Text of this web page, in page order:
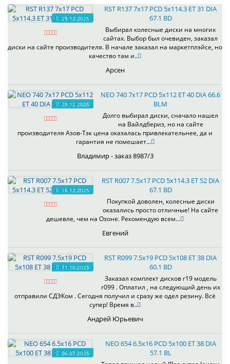
29.12.2025
RST R137 7x17 PCD 5x114.3 ET 31 DIA
67.1 BD
Выбирал колесные диски на многих
сайтах. Выбор был очевиден, заказал
диски на сайте производителя. В начале заказал на маркетплэйсе, но
качество там и..
Арсен
29.12.2025
NEO 740 7x17 PCD 5x112 ET 40 DIA 66.6
BLM
Долго выбирал диски, сначало нашел
на Вайлдбериз, но на сайте
производителя Азов-Тэк цена оказалась привлекательнее, да и
гарантия не помешает...
Владимир - заказ 8987/3
16.12.2025
RST R007 7.5x17 PCD 5x114.3 ET 52 DIA
67.1 BD
Покупкой доволен, колесные диски
оказались просто отличные! На сайте
дешевле, чем на Озоне. Рекомендую всем...
Евгений
11.10.2025
RST R099 7.5x19 PCD 5x108 ET 38 DIA
60.1 BD
Заказал комплект дисков r19 модель
r099 . Оплатил , на следующий день их
отправили СДЭКом . Сегодня получил и сразу же одел резину. Всё
супер! Время в..
Андрей Юрьевич
06.07.2025
NEO 654 6.5x16 PCD 5x100 ET 38 DIA
57.1 BL